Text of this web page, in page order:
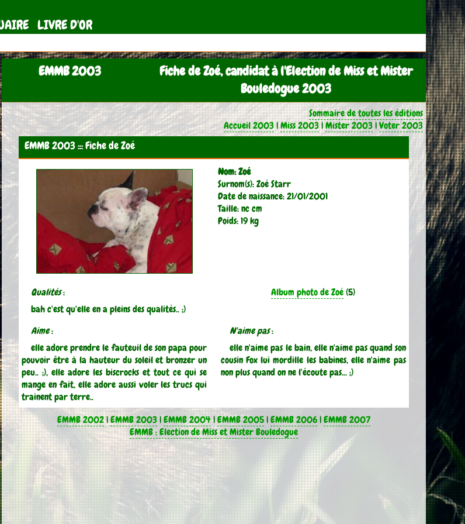
LIVRE D'OR
EMMB 2003
Fiche de Zoé, candidat à l'Election de Miss et Mister
Bouledogue 2003
Sommaire de toutes les éditions
Accueil 2003|Miss 2003|Mister 2003|Voter 2003
EMMB 2003 ::: Fiche de Zoé
Nom: Zoé
Surnom(s): Zoé Starr
Date de naissance: 21/01/2001
Taille: nc cm
Poids: 19 kg
Qualités:
bah c'est qu'elle en a pleins des qualités.. ;)
Album photo de Zoé(5)
Aime:
elle adore prendre le fauteuil de son papa pour
pouvoir être à la hauteur du soleil et bronzer un
peu.. ;), elle adore les biscrocks et tout ce qui se
mange en fait, elle adore aussi voler les trucs qui
trainent par terre..
N'aime pas:
elle n'aime pas le bain, elle n'aime pas quand son
cousin Fox lui mordille les babines, elle n'aime pas
non plus quand on ne l'écoute pas... ;)
EMMB 2002|EMMB 2003|EMMB 2004|EMMB 2005|EMMB 2006|EMMB 2007
EMMB : Election de Miss et Mister Bouledogue